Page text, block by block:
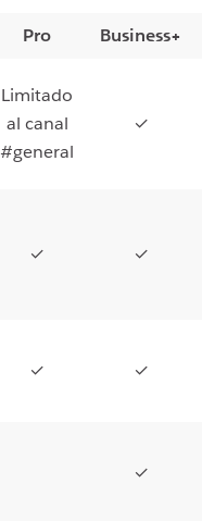
Pro
Business+
Limitado
al canal
#general
✓
✓ ✓
✓ ✓
✓